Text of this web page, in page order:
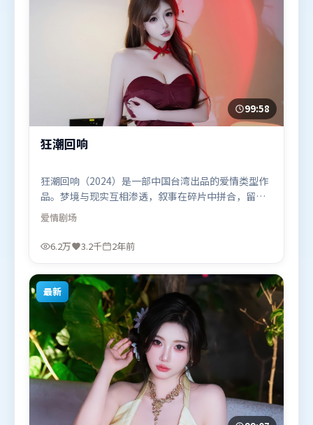
99:58
狂潮回响
狂潮回响（2024）是一部中国台湾出品的爱情类型作
品。梦境与现实互相渗透，叙事在碎片中拼合，留给
观众回味空间。人物关系网复杂却不凌乱，每场对手
戏都推动信息增量。由阿彼尔邦执导，胡歌、迪皮卡
·帕度柯妮、杨幂，廖凡等联袂出演。影片于2024年
爱情题材的观众观看。
爱情剧场
6.2万 3.2千 2年前
最新